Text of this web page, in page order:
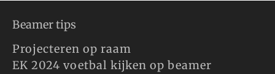
Beamer tips
Projecteren op raam
EK 2024 voetbal kijken op beamer